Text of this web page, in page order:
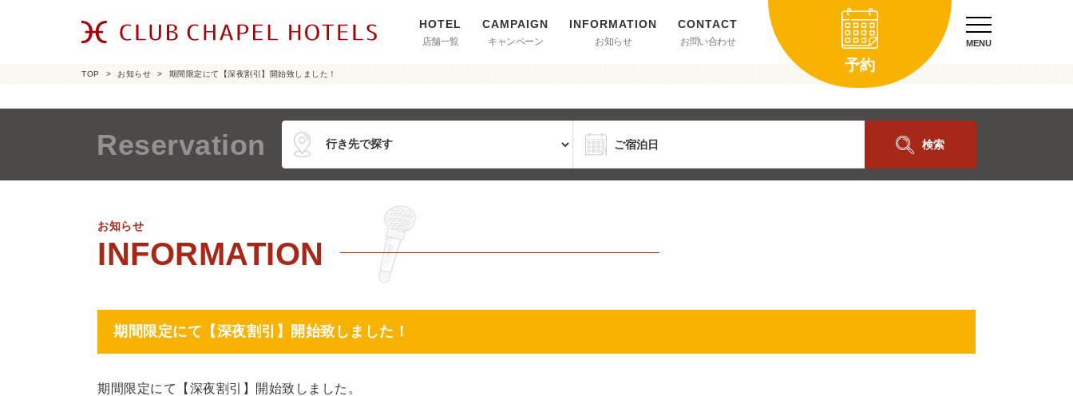
店舗一覧 キャンペーン お知らせ お問い合わせ
予約
MENU
TOP お知らせ 期間限定にて【深夜割引】開始致しました！
Reservation 検索
お知らせ
期間限定にて【深夜割引】開始致しました！
期間限定にて【深夜割引】開始致しました。